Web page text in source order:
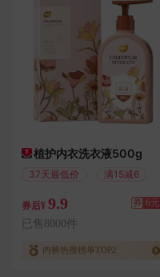
植护内衣洗衣液500g
37天最低价 满15减6
券后¥ 9.9 券 6元
已售8000件
内裤热搜榜单TOP2